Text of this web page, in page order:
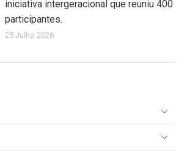
iniciativa intergeracional que reuniu 400
participantes.
25 Julho 2026